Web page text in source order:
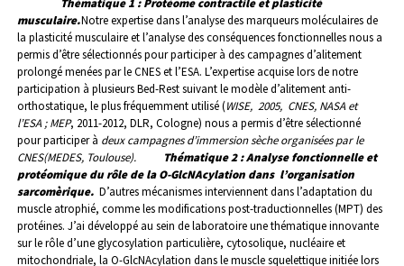
Thèmatique 1 : Protéome contractile et plasticité
musculaire.Notre expertise dans l’analyse des marqueurs moléculaires de
la plasticité musculaire et l’analyse des conséquences fonctionnelles nous a
permis d’être sélectionnés pour participer à des campagnes d’alitement
prolongé menées par le CNES et l’ESA. L’expertise acquise lors de notre
participation à plusieurs Bed-Rest suivant le modèle d’alitement anti-
orthostatique, le plus fréquemment utilisé (WISE, 2005, CNES, NASA et
l’ESA ; MEP, 2011-2012, DLR, Cologne) nous a permis d’être sélectionné
pour participer à deux campagnes d’immersion sèche organisées par le
CNES(MEDES, Toulouse).
Thématique 2 : Analyse fonctionnelle et
protéomique du rôle de la O-GlcNAcylation dans l’organisation
sarcomèrique. D’autres mécanismes interviennent dans l’adaptation du
muscle atrophié, comme lesmodifications post-traductionnelles (MPT) des
protéines. J’ai développé au sein de laboratoire une thématique innovante
sur le rôle d’une glycosylation particulière, cytosolique, nucléaire et
mitochondriale, la O-GlcNAcylation dans le muscle squelettique initiée lors